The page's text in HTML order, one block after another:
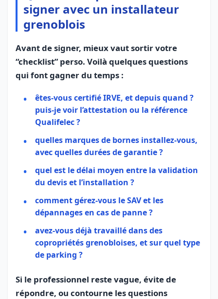
signer avec un installateur
grenoblois
Avant de signer, mieux vaut sortir votre
“checklist” perso. Voilà quelques questions
qui font gagner du temps :
êtes-vous certifié IRVE, et depuis quand ?
puis-je voir l’attestation ou la référence
Qualifelec ?
quelles marques de bornes installez-vous,
avec quelles durées de garantie ?
quel est le délai moyen entre la validation
du devis et l’installation ?
comment gérez-vous le SAV et les
dépannages en cas de panne ?
avez-vous déjà travaillé dans des
copropriétés grenobloises, et sur quel type
de parking ?
Si le professionnel reste vague, évite de
répondre, ou contourne les questions